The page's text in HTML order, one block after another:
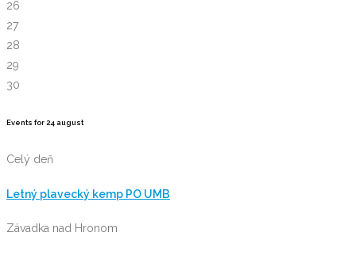
26
27
28
29
30
Events for 24 august
Celý deň
Letný plavecký kemp PO UMB
Závadka nad Hronom